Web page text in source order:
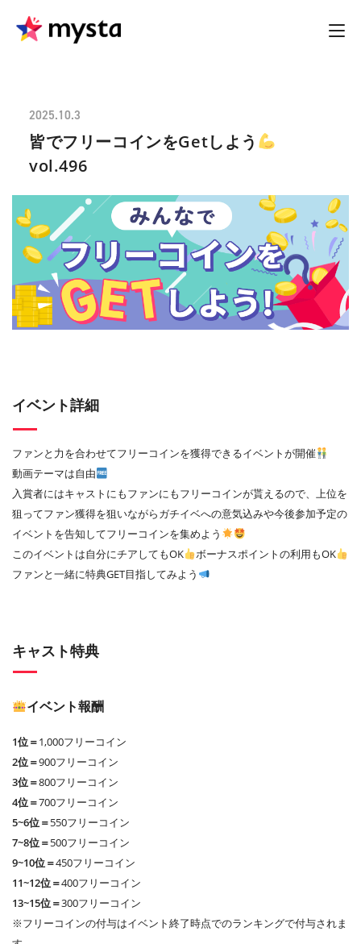
2025.10.3
皆でフリーコインをGetしよう
vol.496
イベント詳細
ファンと力を合わせてフリーコインを獲得できるイベントが開催
動画テーマは自由
入賞者にはキャストにもファンにもフリーコインが貰えるので、上位を
狙ってファン獲得を狙いながらガチイベへの意気込みや今後参加予定の
イベントを告知してフリーコインを集めよう
このイベントは自分にチアしてもOK
ボーナスポイントの利用もOK
ファンと一緒に特典GET目指してみよう
キャスト特典
イベント報酬
1位＝1,000フリーコイン
2位＝900フリーコイン
3位＝800フリーコイン
4位＝700フリーコイン
5~6位＝550フリーコイン
7~8位＝500フリーコイン
9~10位＝450フリーコイン
11~12位＝400フリーコイン
13~15位＝300フリーコイン
※フリーコインの付与はイベント終了時点でのランキングで付与されま